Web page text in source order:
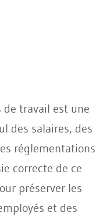
de travail est une
des salaires, des
réglementations
correcte de ce
préserver les
et des